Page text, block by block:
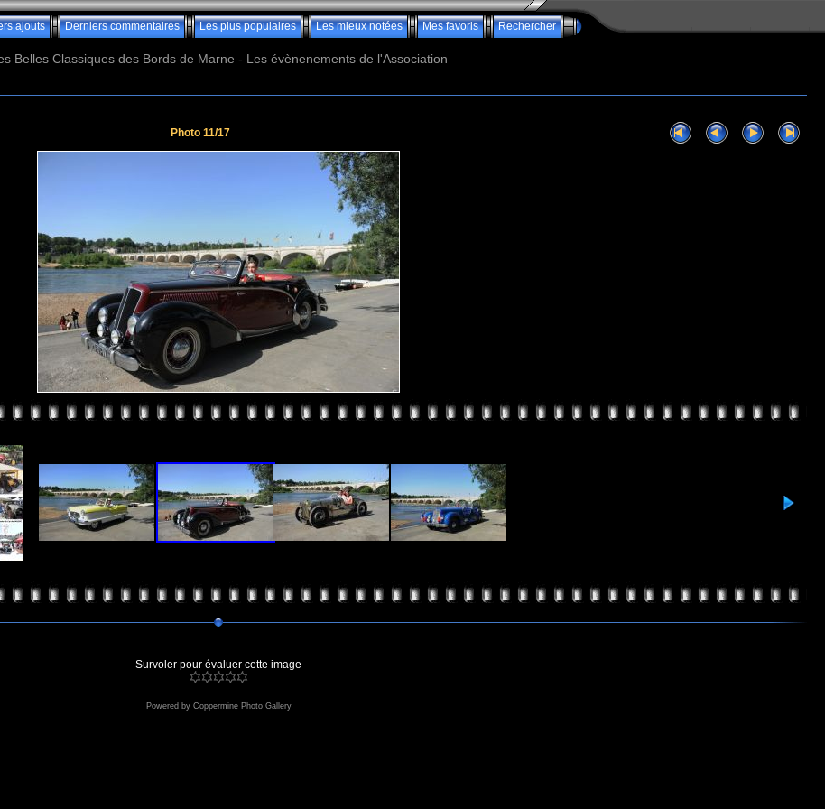
ajouts Derniers commentaires Les plus populaires Les mieux notées Mes favoris Rechercher
Belles Classiques des Bords de Marne - Les évènenements de l'Association
Photo 11/17
Survoler pour évaluer cette image
Powered by Coppermine Photo Gallery